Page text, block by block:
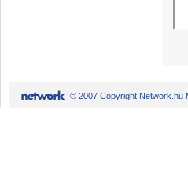
© 2007 Copyright Network.hu